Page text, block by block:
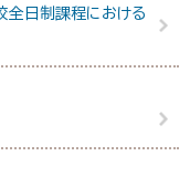
全日制課程における